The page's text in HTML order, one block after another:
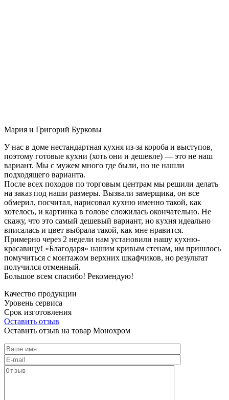
Мария и Григорий Бурковы
У нас в доме нестандартная кухня из-за короба и выступов,
поэтому готовые кухни (хоть они и дешевле) — это не наш
вариант. Мы с мужем много где были, но не нашли
подходящего варианта.
После всех походов по торговым центрам мы решили делать
на заказ под наши размеры. Вызвали замерщика, он все
обмерил, посчитал, нарисовал кухню именно такой, как
хотелось, и картинка в голове сложилась окончательно. Не
скажу, что это самый дешевый вариант, но кухня идеально
вписалась и цвет выбрала такой, как мне нравится.
Примерно через 2 недели нам установили нашу кухню-
красавицу! «Благодаря» нашим кривым стенам, им пришлось
помучиться с монтажом верхних шкафчиков, но результат
получился отменный.
Большое всем спасибо! Рекомендую!
Качество продукции
Уровень сервиса
Срок изготовления
Оставить отзыв
Оставить отзыв на товар Монохром